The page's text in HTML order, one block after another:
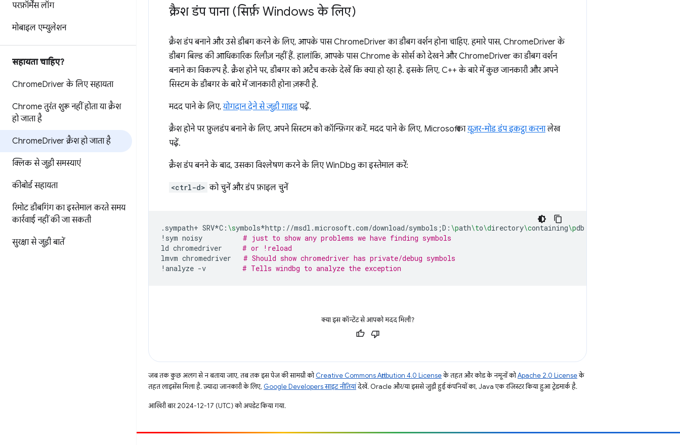
परफ़ॉर्मेंस लॉग
मोबाइल एम्युलेशन
सहायता चाहिए?
ChromeDriver के लिए सहायता
Chrome तुरंत शुरू नहीं होता या क्रैश
हो जाता है
ChromeDriver क्रैश हो जाता है
क्लिक से जुड़ी समस्याएं
कीबोर्ड सहायता
रिमोट डीबगिंग का इस्तेमाल करते समय
कार्रवाई नहीं की जा सकती
सुरक्षा से जुड़ी बातें
क्रैश डंप पाना (सिर्फ़ Windows के लिए)
क्रैश डंप बनाने और उसे डीबग करने के लिए, आपके पास ChromeDriver का डीबग वर्शन होना चाहिए. हमारे पास, ChromeDriver के
डीबग बिल्ड की आधिकारिक रिलीज़ नहीं हैं. हालांकि, आपके पास Chrome के सोर्स को देखने और ChromeDriver का डीबग वर्शन
बनाने का विकल्प है. क्रैश होने पर, डीबगर को अटैच करके देखें कि क्या हो रहा है. इसके लिए, C++ के बारे में कुछ जानकारी और अपने
सिस्टम के डीबगर के बारे में जानकारी होना ज़रूरी है.
मदद पाने के लिए,योगदान देने से जुड़ी गाइड पढ़ें.
क्रैश होने पर फ़ुलडंप बनाने के लिए, अपने सिस्टम को कॉन्फ़िगर करें. मदद पाने के लिए, Microsoft कायूज़र-मोड डंप इकट्ठा करनालेख
पढ़ें.
क्रैश डंप बनने के बाद, उसका विश्लेषण करने के लिए WinDbg का इस्तेमाल करें:
<ctrl-d> को चुनें और डंप फ़ाइल चुनें
.sympath+ SRV*C: \symbols*http://msdl.microsoft.com/download/symbols ;D: \path\to\directory\containing\pdb
!sym noisy
# just to show any problems we have finding symbols
ld chromedriver
# or !reload
lmvm chromedriver
# Should show chromedriver has private/debug symbols
!analyze -v # Tells windbg to analyze the exception
क्या इस कॉन्टेंट से आपको मदद मिली?
जब तक कुछ अलग से न बताया जाए, तब तक इस पेज की सामग्री कोCreative Commons Attribution 4.0 Licenseके तहत और कोड के नमूनों कोApache 2.0 Licenseके
तहत लाइसेंस मिला है. ज़्यादा जानकारी के लिए, Google Developers साइट नीतियांदेखें. Oracle और/या इससे जुड़ी हुई कंपनियों का, Java एक रजिस्टर किया हुआ ट्रेडमार्क है.
आखिरी बार 2024-12-17 (UTC) को अपडेट किया गया.